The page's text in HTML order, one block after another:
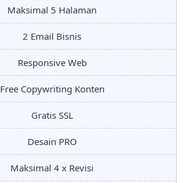
Maksimal 5 Halaman
2 Email Bisnis
Responsive Web
Free Copywriting Konten
Gratis SSL
Desain PRO
Maksimal 4 x Revisi